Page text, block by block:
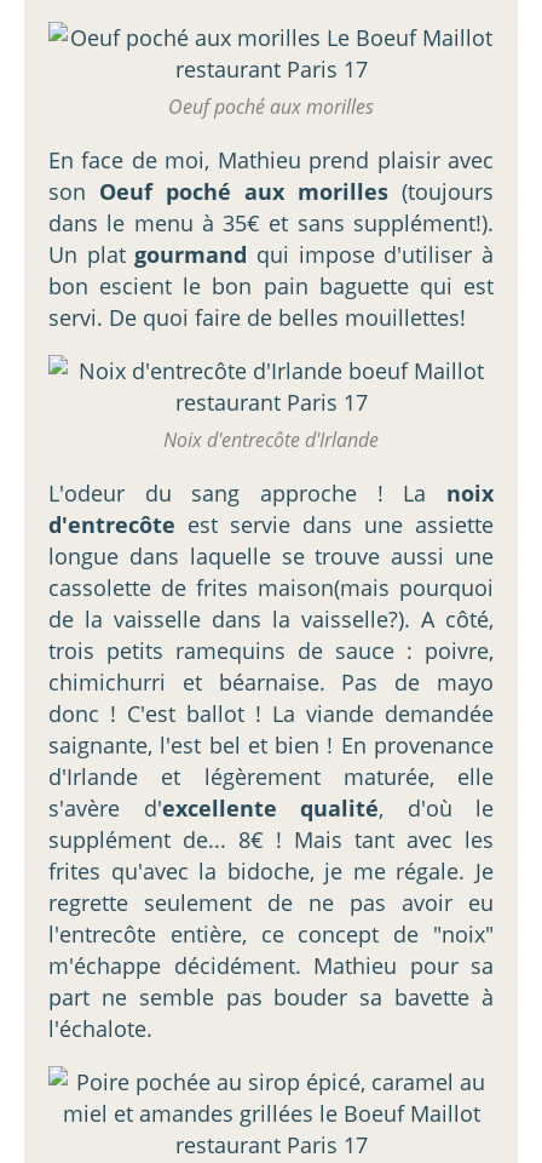
Oeuf poché aux morilles
En face de moi, Mathieu prend plaisir avec
son Oeuf poché aux morilles (toujours
dans le menu à 35€ et sans supplément!).
Un platgourmand qui impose d'utiliser à
bon escient le bon pain baguette qui est
servi. De quoi faire de belles mouillettes!
Noix d'entrecôte d'Irlande
L'odeur du sang approche ! La noix
d'entrecôte est servie dans une assiette
longue dans laquelle se trouve aussi une
cassolette de frites maison(mais pourquoi
de la vaisselle dans la vaisselle?). A côté,
trois petits ramequins de sauce : poivre,
chimichurri et béarnaise. Pas de mayo
donc ! C'est ballot ! La viande demandée
saignante, l'est bel et bien ! En provenance
d'Irlande et légèrement maturée, elle
s'avère d'excellente qualité, d'où le
supplément de... 8€ ! Mais tant avec les
frites qu'avec la bidoche, je me régale. Je
regrette seulement de ne pas avoir eu
l'entrecôte entière, ce concept de "noix"
m'échappe décidément. Mathieu pour sa
part ne semble pas bouder sa bavette à
l'échalote.